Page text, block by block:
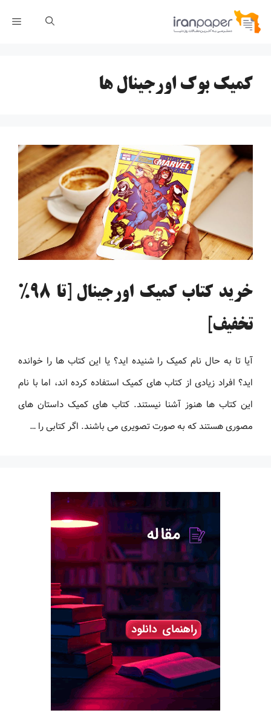
پرش
کمیک بوک اورجینال ها
خرید کتاب کمیک اورجینال [تا 98%
تخفیف]
آیا تا به حال نام کمیک را شنیده اید؟ یا این کتاب ها را خوانده
اید؟ افراد زیادی از کتاب های کمیک استفاده کرده اند، اما با نام
این کتاب ها هنوز آشنا نیستند. کتاب های کمیک داستان های
مصوری هستند که به صورت تصویری می باشند. اگر کتابی را …